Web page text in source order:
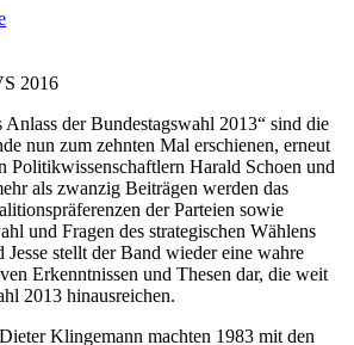
2016
der Bundestagswahl 2013“ sind die
nun zum zehnten Mal erschienen, erneut
Politikwissenschaftlern Harald Schoen und
als zwanzig Beiträgen werden das
der Parteien sowie
und Fragen des strategischen Wählens
stellt der Band wieder eine wahre
Erkenntnissen und Thesen dar, die weit
2013 hinausreichen.
Klingemann machten 1983 mit den